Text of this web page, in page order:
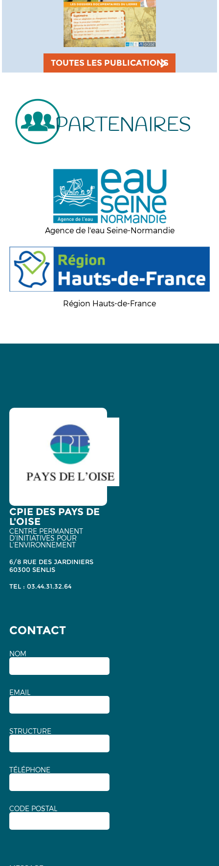
TOUTES LES PUBLICATIONS
PARTENAIRES
Agence de l'eau Seine-Normandie
Région Hauts-de-France
CPIE DES PAYS DE
L'OISE
CENTRE PERMANENT
D'INITIATIVES POUR
L'ENVIRONNEMENT
6/8 RUE DES JARDINIERS
60300 SENLIS
TEL : 03.44.31.32.64
CONTACT
NOM
EMAIL
STRUCTURE
TÉLÉPHONE
CODE POSTAL